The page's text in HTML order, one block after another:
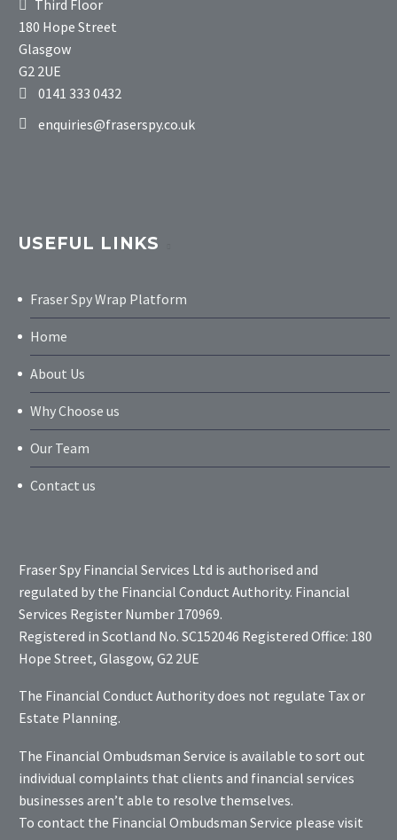
Third Floor
180 Hope Street
Glasgow
G2 2UE
0141 333 0432
enquiries@fraserspy.co.uk
USEFUL LINKS
Fraser Spy Wrap Platform
Home
About Us
Why Choose us
Our Team
Contact us
Fraser Spy Financial Services Ltd is authorised and
regulated by the Financial Conduct Authority. Financial
Services Register Number 170969.
Registered in Scotland No. SC152046 Registered Office: 180
Hope Street, Glasgow, G2 2UE
The Financial Conduct Authority does not regulate Tax or
Estate Planning.
The Financial Ombudsman Service is available to sort out
individual complaints that clients and financial services
businesses aren’t able to resolve themselves.
To contact the Financial Ombudsman Service please visit